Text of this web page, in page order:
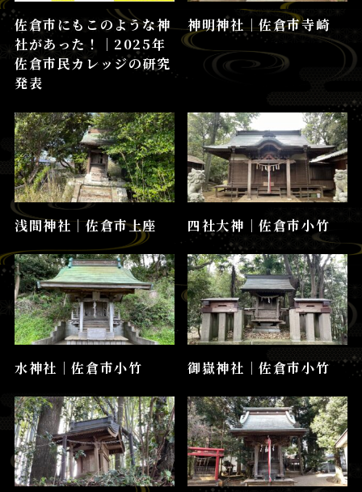
佐倉市にもこのような神
社があった！│2025年
佐倉市民カレッジの研究
発表
神明神社│佐倉市寺崎
浅間神社│佐倉市上座 四社大神│佐倉市小竹
水神社│佐倉市小竹 御嶽神社│佐倉市小竹